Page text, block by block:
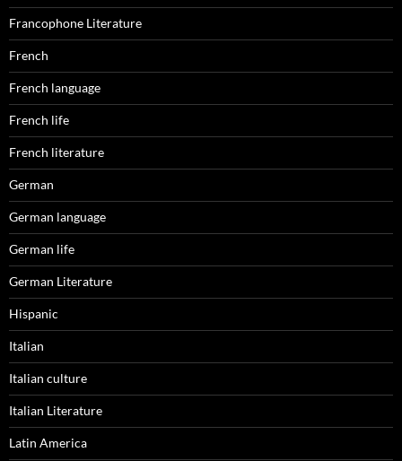
Francophone Literature
French
French language
French life
French literature
German
German language
German life
German Literature
Hispanic
Italian
Italian culture
Italian Literature
Latin America